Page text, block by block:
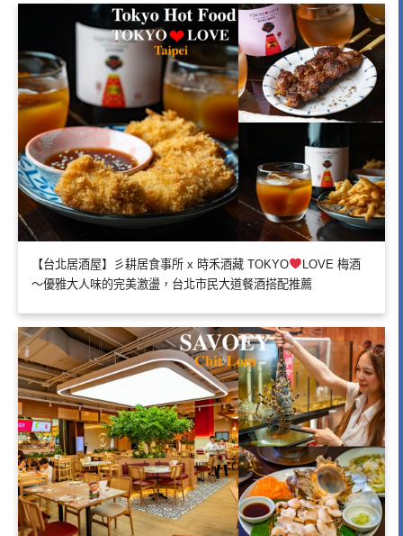
【台北居酒屋】彡耕居食事所 x 時禾酒藏 TOKYO
LOVE 梅酒
～優雅大人味的完美激盪，台北市民大道餐酒搭配推薦